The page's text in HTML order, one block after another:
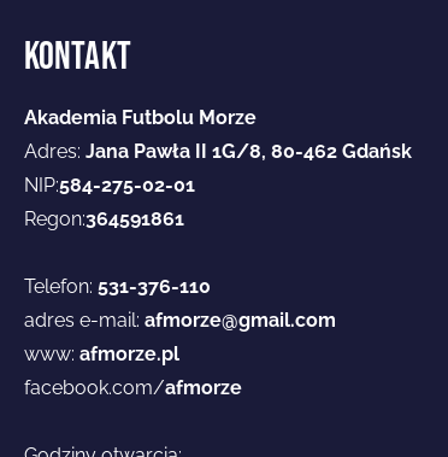
KONTAKT
Akademia Futbolu Morze
Adres: Jana Pawła II 1G/8, 80-462 Gdańsk
NIP:584-275-02-01
Regon:364591861
Telefon: 531-376-110
adres e-mail: afmorze@gmail.com
www: afmorze.pl
facebook.com/afmorze